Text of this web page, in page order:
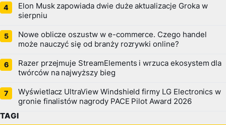
Elon Musk zapowiada dwie duże aktualizacje Groka w
sierpniu
Nowe oblicze oszustw w e-commerce. Czego handel
może nauczyć się od branży rozrywki online?
Razer przejmuje StreamElements i wrzuca ekosystem dla
twórców na najwyższy bieg
Wyświetlacz UltraView Windshield firmy LG Electronics w
gronie finalistów nagrody PACE Pilot Award 2026
TAGI